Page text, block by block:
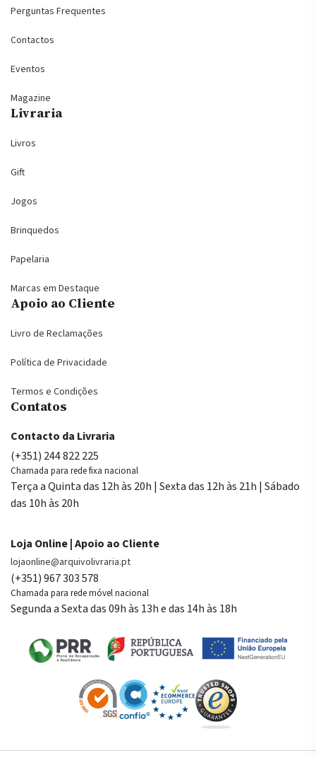
Perguntas Frequentes
Contactos
Eventos
Magazine
Livraria
Livros
Gift
Jogos
Brinquedos
Papelaria
Marcas em Destaque
Apoio ao Cliente
Livro de Reclamações
Política de Privacidade
Termos e Condições
Contatos
Contacto da Livraria
(+351) 244 822 225
Chamada para rede fixa nacional
Terça a Quinta das 12h às 20h | Sexta das 12h às 21h | Sábado
das 10h às 20h
Loja Online | Apoio ao Cliente
lojaonline@arquivolivraria.pt
(+351) 967 303 578
Chamada para rede móvel nacional
Segunda a Sexta das 09h às 13h e das 14h às 18h